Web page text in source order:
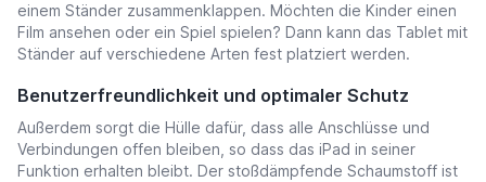
einem Ständer zusammenklappen. Möchten die Kinder einen
Film ansehen oder ein Spiel spielen? Dann kann das Tablet mit
Ständer auf verschiedene Arten fest platziert werden.
Benutzerfreundlichkeit und optimaler Schutz
Außerdem sorgt die Hülle dafür, dass alle Anschlüsse und
Verbindungen offen bleiben, so dass das iPad in seiner
Funktion erhalten bleibt. Der stoßdämpfende Schaumstoff ist